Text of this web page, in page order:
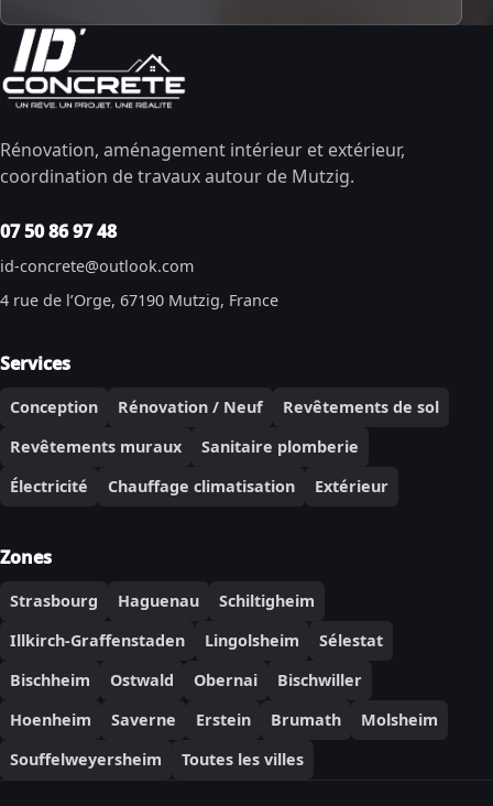
Rénovation, aménagement intérieur et extérieur,
coordination de travaux autour de Mutzig.
07 50 86 97 48
id-concrete@outlook.com
4 rue de l’Orge, 67190 Mutzig, France
Services
Conception Rénovation / Neuf
Revêtements de sol
Revêtements muraux
Sanitaire plomberie
Électricité
Chauffage climatisation Extérieur
Zones
Strasbourg Haguenau
Schiltigheim
Illkirch-Graffenstaden
Lingolsheim
Sélestat
Bischheim
Ostwald Obernai
Bischwiller
Hoenheim
Saverne Erstein Brumath
Molsheim
Souffelweyersheim
Toutes les villes